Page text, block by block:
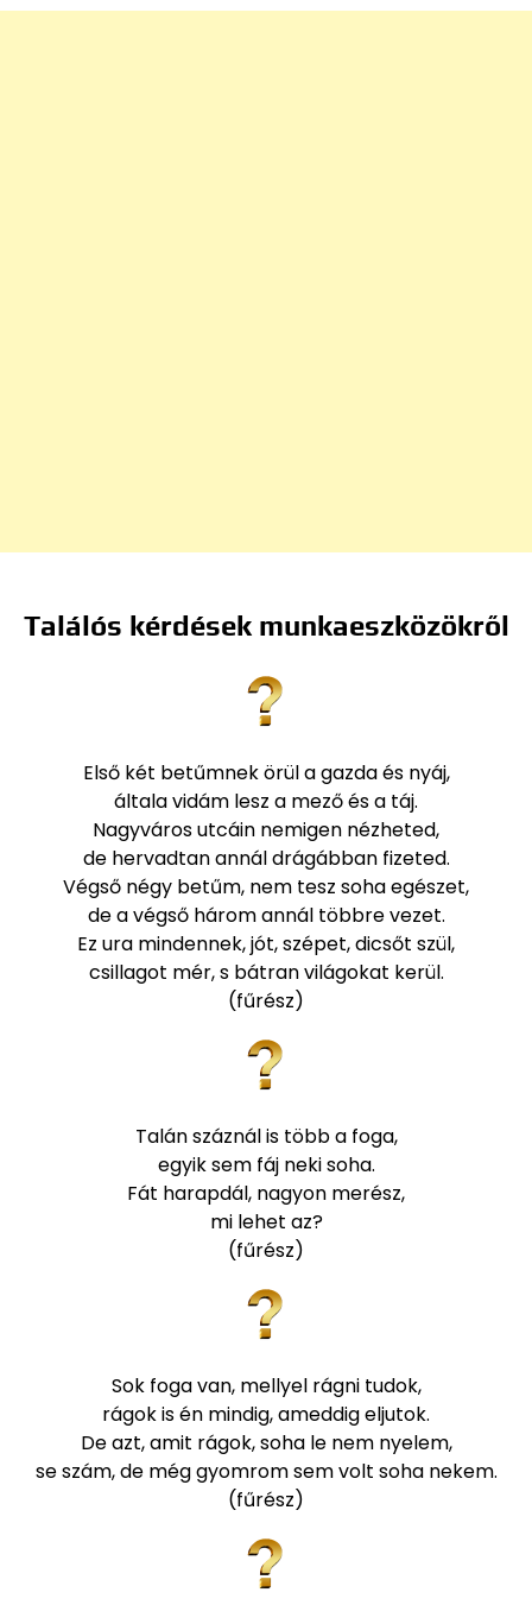
Találós kérdések munkaeszközökről
Első két betűmnek örül a gazda és nyáj,
általa vidám lesz a mező és a táj.
Nagyváros utcáin nemigen nézheted,
de hervadtan annál drágábban fizeted.
Végső négy betűm, nem tesz soha egészet,
de a végső három annál többre vezet.
Ez ura mindennek, jót, szépet, dicsőt szül,
csillagot mér, s bátran világokat kerül.
(fűrész)
Talán száznál is több a foga,
egyik sem fáj neki soha.
Fát harapdál, nagyon merész,
mi lehet az?
(fűrész)
Sok foga van, mellyel rágni tudok,
rágok is én mindig, ameddig eljutok.
De azt, amit rágok, soha le nem nyelem,
se szám, de még gyomrom sem volt soha nekem.
(fűrész)